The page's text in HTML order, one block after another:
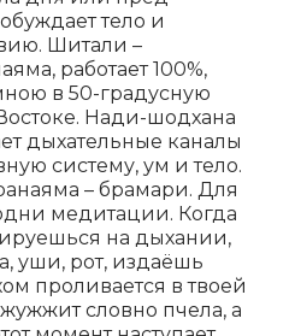
тело и
Шитали –
работает 100%,
в 50-градусную
Нади-шодхана
дыхательные каналы
систему, ум и тело.
– брамари. Для
медитации. Когда
на дыхании,
уши, рот, издаёшь
проливается в твоей
словно пчела, а